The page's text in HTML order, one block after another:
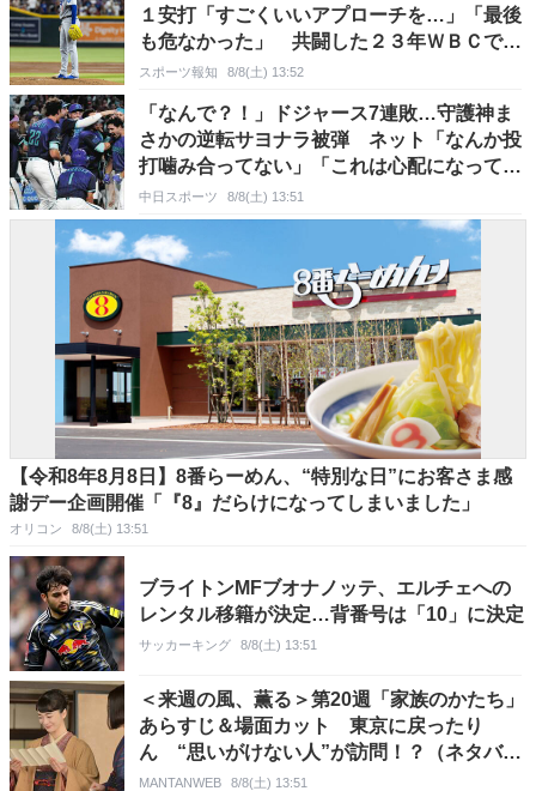
１安打「すごくいいアプローチを…」「最後
も危なかった」 共闘した２３年ＷＢＣで世
界一
スポーツ報知 8/8(土) 13:52
「なんで？！」ドジャース7連敗…守護神ま
さかの逆転サヨナラ被弾 ネット「なんか投
打噛み合ってない」「これは心配になってき
た」
中日スポーツ 8/8(土) 13:51
【令和8年8月8日】8番らーめん、“特別な日”にお客さま感
謝デー企画開催「『8』だらけになってしまいました」
オリコン 8/8(土) 13:51
ブライトンMFブオナノッテ、エルチェへの
レンタル移籍が決定…背番号は「10」に決定
サッカーキング 8/8(土) 13:51
＜来週の風、薫る＞第20週「家族のかたち」
あらすじ＆場面カット 東京に戻ったり
ん “思いがけない人”が訪問！？（ネタバレ
あり）
MANTANWEB 8/8(土) 13:51